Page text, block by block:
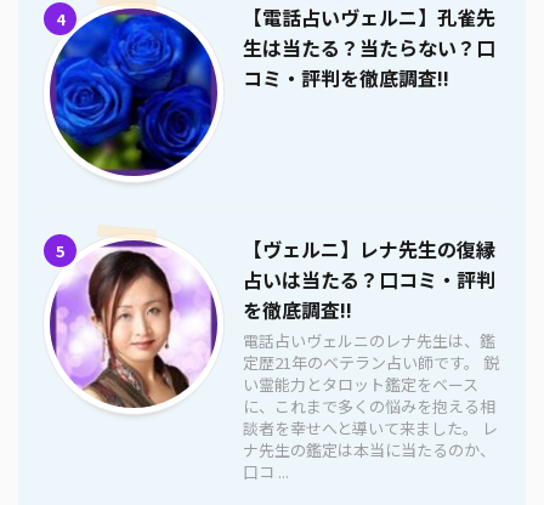
4
【電話占いヴェルニ】孔雀先
生は当たる？当たらない？口
コミ・評判を徹底調査!!
5
【ヴェルニ】レナ先生の復縁
占いは当たる？口コミ・評判
を徹底調査!!
電話占いヴェルニのレナ先生は、鑑
定歴21年のベテラン占い師です。 鋭
い霊能力とタロット鑑定をベース
に、これまで多くの悩みを抱える相
談者を幸せへと導いて来ました。 レ
ナ先生の鑑定は本当に当たるのか、
口コ ...